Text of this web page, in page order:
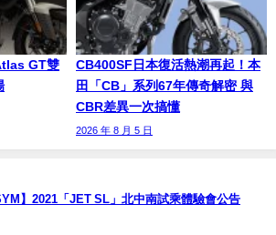
GT雙
CB400SF日本復活熱潮再起！本
田「CB」系列67年傳奇解密 與
CBR差異一次搞懂
2026 年 8 月 5 日
】2021「JET SL」北中南試乘體驗會公告